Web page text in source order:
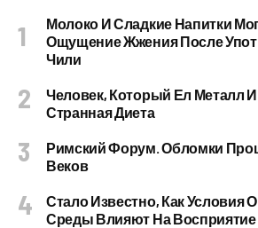
Молоко И Сладкие Напитки
Ощущение Жжения После
Чили
Человек, Который Ел Металл
Странная Диета
Римский Форум. Обломки
Веков
Стало Известно, Как Условия
Среды Влияют На Восприятие